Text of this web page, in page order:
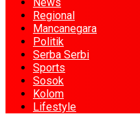
Regional
Mancanegara
Politik
Serba Serbi
Sports
Sosok
Kolom
Lifestyle